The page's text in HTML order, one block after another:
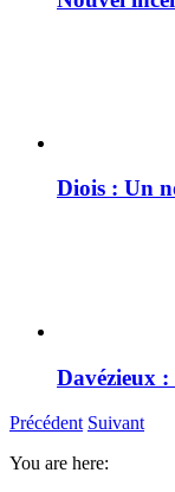
Diois : Un
Davézieux
Précédent Suivant
You are here: